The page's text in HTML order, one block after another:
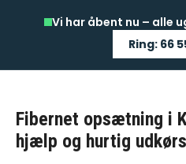
Vi har åbent nu – alle
Ring: 66
Fibernet opsætning i
hjælp og hurtig